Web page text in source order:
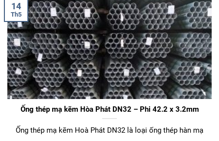
Ống thép mạ kẽm Hòa Phát DN32 – Phi 42.2 x 3.2mm
Ống thép mạ kẽm Hoà Phát DN32 là loại ống thép hàn mạ
14
Th5